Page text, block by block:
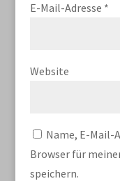
E-Mail-Adresse *
Website
Name, E-Mail-
Browser für
speichern.